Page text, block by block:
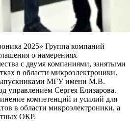
2025» Группа компаний
о намерениях
с двумя компаниями, занятыми
в области микроэлектроники.
МГУ имени М.В.
управлением Сергея Елизарова.
компетенций и усилий для
в области микроэлектроники, а
ОКР.